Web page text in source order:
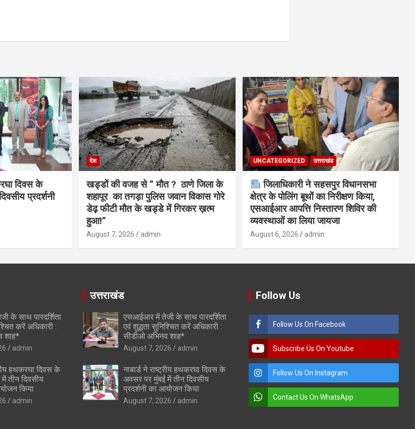
दिवस के
प्रदर्शनी
देश
खड्डों की वजह से ” मौत ? ठाणे जिला के
शहापूर का तगड़ा पुलिस जवान विकास गोरे
डेढ़ फीटी मौत के खड्डे में गिरकर ख़त्म
हुआ!”
August 7, 2026 admin
UNCATEGORIZED उत्तराखंड
जिलाधिकारी ने सहसपुर विधानसभा
क्षेत्र के पोलिंग बूथों का निरीक्षण किया,
एसआईआर आपत्ति निस्तारण शिविर की
व्यवस्थाओं का लिया जायजा
August 6, 2026 admin
के साथ पारदर्शिता
करें अधिकारी :
शाह*
admin
हथकरघा दिवस के
तीन दिवसीय
किया
admin
उत्तराखंड
एसआईआर में तेजी के साथ पारदर्शिता
एवं शुद्धता सुनिश्चित करें अधिकारी :
सीडीओ अभिनव शाह*
August 7, 2026 admin
नाबार्ड ने राष्ट्रीय हथकरघा दिवस के
अवसर पर मुंबई में तीन दिवसीय
प्रदर्शनी का आयोजन किया
August 7, 2026 admin
Follow Us
Follow Us On Facebook
Subscribe Us On Youtube
Follow Us On Instagram
Contact Us On WhatsApp